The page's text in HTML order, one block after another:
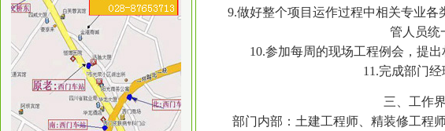
9.做好整个项目运作过程中相关专业各
管人员统
10.参加每周的现场工程例会，提出
11.完成部门经
三、工作
部门内部：土建工程师、精装修工程师